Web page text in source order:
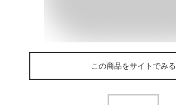
この商品をサイトでみる